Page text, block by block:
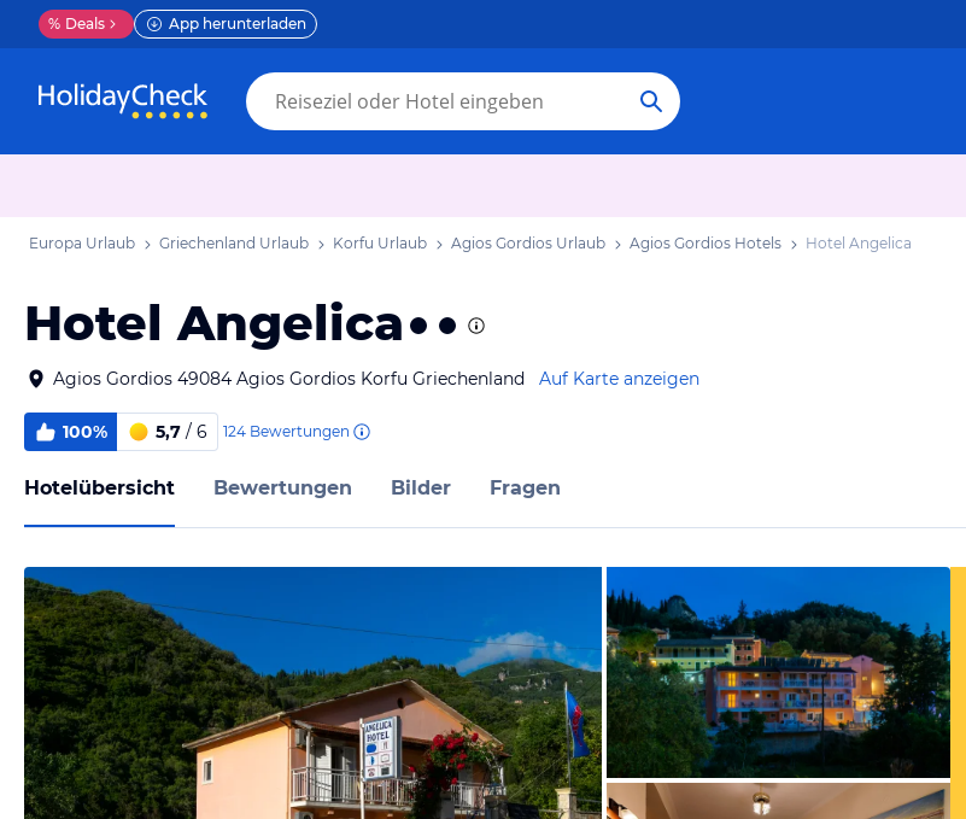
% Deals App herunterladen
Europa Urlaub Griechenland Urlaub Korfu Urlaub Agios Gordios Urlaub Agios Gordios Hotels Hotel Angelica
Hotel Angelica
Agios Gordios 49084 Agios Gordios Korfu Griechenland Auf Karte anzeigen
100% 5,7 / 6 124 Bewertungen
Hotelübersicht Bewertungen Bilder Fragen